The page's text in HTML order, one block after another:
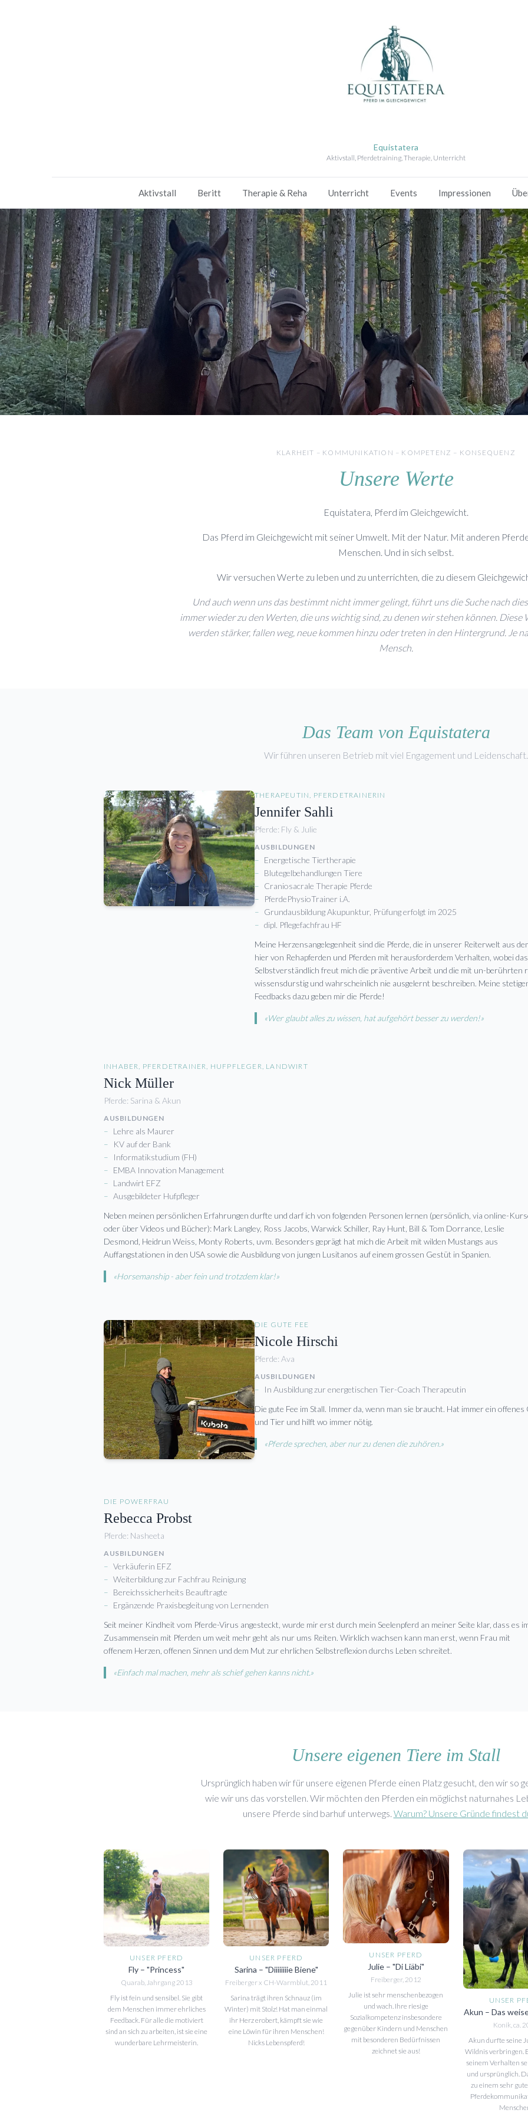
Equistatera
Aktivstall, Pferdetraining, Therapie, Unterricht
Aktivstall Beritt Therapie & Reha Unterricht Events Impressionen
KLARHEIT – KOMMUNIKATION – KOMPETENZ – KONSEQUENZ
Unsere Werte
Equistatera, Pferd im Gleichgewicht.
Das Pferd im Gleichgewicht mit seiner Umwelt. Mit der Natur. Mit anderen
Menschen. Und in sich selbst.
Wir versuchen Werte zu leben und zu unterrichten, die zu diesem
Und auch wenn uns das bestimmt nicht immer gelingt, führt uns die Suche nach
immer wieder zu den Werten, die uns wichtig sind, zu denen wir stehen können. Diese
werden stärker, fallen weg, neue kommen hinzu oder treten in den Hintergrund. Je
Mensch.
Das Team von Equistatera
Wir führen unseren Betrieb mit viel Engagement und Leidenschaft.
THERAPEUTIN, PFERDETRAINERIN
Jennifer Sahli
Pferde: Fly & Julie
AUSBILDUNGEN
– Energetische Tiertherapie
– Blutegelbehandlungen Tiere
– Craniosacrale Therapie Pferde
–
PferdePhysioTrainer i.A.
– Grundausbildung Akupunktur, Prüfung erfolgt im 2025
– dipl. Pflegefachfrau HF
Meine Herzensangelegenheit sind die Pferde, die in unserer Reiterwelt aus
hier von Rehapferden und Pferden mit herausforderdem Verhalten, wobei
Selbstverständlich freut mich die präventive Arbeit und die mit un-berührten
wissensdurstig und wahrscheinlich nie ausgelernt beschreiben. Meine
Feedbacks dazu geben mir die Pferde!
«Wer glaubt alles zu wissen, hat aufgehört besser zu werden!»
INHABER, PFERDETRAINER, HUFPFLEGER, LANDWIRT
Nick Müller
Pferde: Sarina & Akun
AUSBILDUNGEN
– Lehre als Maurer
–
KV auf der Bank
–
Informatikstudium (FH)
– EMBA Innovation Management
– Landwirt EFZ
– Ausgebildeter Hufpfleger
Neben meinen persönlichen Erfahrungen durfte und darf ich von folgenden Personen lernen (persönlich, via online-
oder über Videos und Bücher): Mark Langley, Ross Jacobs, Warwick Schiller, Ray Hunt, Bill & Tom Dorrance, Leslie
Desmond, Heidrun Weiss, Monty Roberts, uvm. Besonders geprägt hat mich die Arbeit mit wilden Mustangs aus
Auffangstationen in den USA sowie die Ausbildung von jungen Lusitanos auf einem grossen Gestüt in Spanien.
«Horsemanship - aber fein und trotzdem klar!»
DIE GUTE FEE
Nicole Hirschi
Pferde: Ava
AUSBILDUNGEN
–
In Ausbildung zur energetischen Tier-Coach Therapeutin
Die gute Fee im Stall. Immer da, wenn man sie braucht. Hat immer ein
und Tier und hilft wo immer nötig.
«Pferde sprechen, aber nur zu denen die zuhören.»
DIE POWERFRAU
Rebecca Probst
Pferde: Nasheeta
AUSBILDUNGEN
– Verkäuferin EFZ
– Weiterbildung zur Fachfrau Reinigung
– Bereichssicherheits Beauftragte
– Ergänzende Praxisbegleitung von Lernenden
Seit meiner Kindheit vom Pferde-Virus angesteckt, wurde mir erst durch mein Seelenpferd an meiner Seite klar, dass es
Zusammensein mit Pferden um weit mehr geht als nur ums Reiten. Wirklich wachsen kann man erst, wenn Frau mit
offenem Herzen, offenen Sinnen und dem Mut zur ehrlichen Selbstreflexion durchs Leben schreitet.
«Einfach mal machen, mehr als schief gehen kanns nicht.»
Unsere eigenen Tiere im Stall
Ursprünglich haben wir für unsere eigenen Pferde einen Platz gesucht, den wir so
wie wir uns das vorstellen. Wir möchten den Pferden ein möglichst naturnahes
unsere Pferde sind barhuf unterwegs. Warum? Unsere Gründe findest
UNSER PFERD
Fly – "Princess"
Quarab, Jahrgang 2013
Fly ist fein und sensibel. Sie gibt
dem Menschen immer ehrliches
Feedback. Für alle die motiviert
sind an sich zu arbeiten, ist sie eine
wunderbare Lehrmeisterin.
UNSER PFERD
Sarina – "Diiiiiiiie Biene"
Freiberger x CH-Warmblut, 2011
Sarina trägt ihren Schnauz (im
Winter) mit Stolz! Hat man einmal
ihr Herz erobert, kämpft sie wie
eine Löwin für ihren Menschen!
Nicks Lebenspferd!
UNSER PFERD
Julie – "Di Liäbi"
Freiberger, 2012
Julie ist sehr menschenbezogen
und wach. Ihre riesige
Sozialkompetenz insbesondere
gegenüber Kindern und Menschen
mit besonderen Bedürfnissen
zeichnet sie aus!
UNSER
Akun – Das
Konik, ca.
Akun durfte seine
Wildnis verbringen.
seinem Verhalten
und ursprünglich.
zu einem sehr